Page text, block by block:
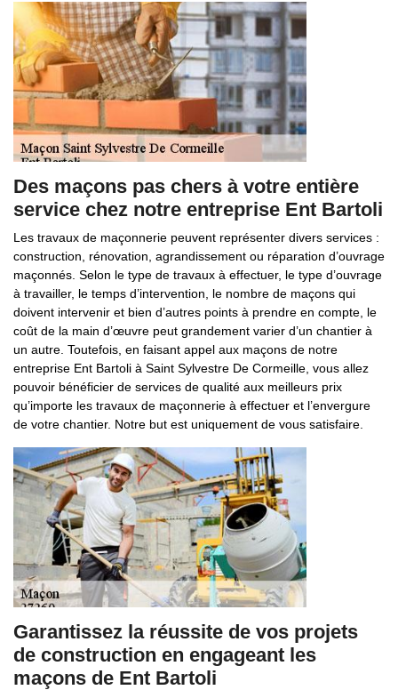
Des maçons pas chers à votre entière
service chez notre entreprise Ent Bartoli
Les travaux de maçonnerie peuvent représenter divers services :
construction, rénovation, agrandissement ou réparation d’ouvrage
maçonnés. Selon le type de travaux à effectuer, le type d’ouvrage
à travailler, le temps d’intervention, le nombre de maçons qui
doivent intervenir et bien d’autres points à prendre en compte, le
coût de la main d’œuvre peut grandement varier d’un chantier à
un autre. Toutefois, en faisant appel aux maçons de notre
entreprise Ent Bartoli à Saint Sylvestre De Cormeille, vous allez
pouvoir bénéficier de services de qualité aux meilleurs prix
qu’importe les travaux de maçonnerie à effectuer et l’envergure
de votre chantier. Notre but est uniquement de vous satisfaire.
Garantissez la réussite de vos projets
de construction en engageant les
maçons de Ent Bartoli